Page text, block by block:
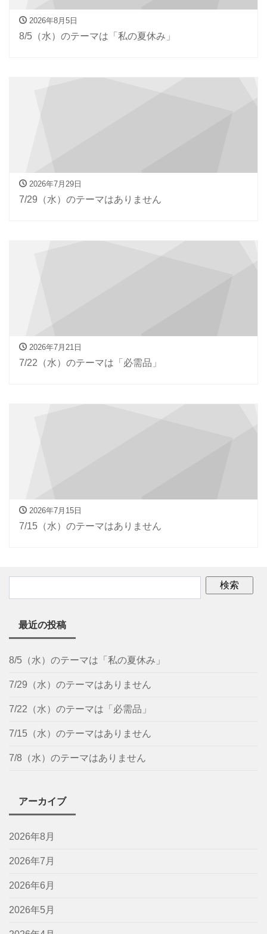
2026年8月5日
8/5（水）のテーマは「私の夏休み」
2026年7月29日
7/29（水）のテーマはありません
2026年7月21日
7/22（水）のテーマは「必需品」
2026年7月15日
7/15（水）のテーマはありません
最近の投稿
8/5（水）のテーマは「私の夏休み」
7/29（水）のテーマはありません
7/22（水）のテーマは「必需品」
7/15（水）のテーマはありません
7/8（水）のテーマはありません
アーカイブ
2026年8月
2026年7月
2026年6月
2026年5月